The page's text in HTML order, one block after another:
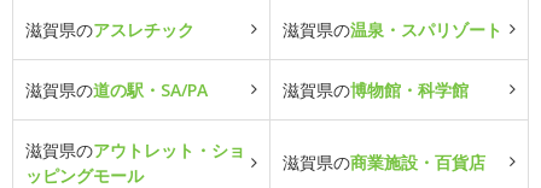
滋賀県のアスレチック 滋賀県の温泉・スパリゾート
滋賀県の道の駅・SA/PA 滋賀県の博物館・科学館
滋賀県のアウトレット・ショ
ッピングモール
滋賀県の商業施設・百貨店